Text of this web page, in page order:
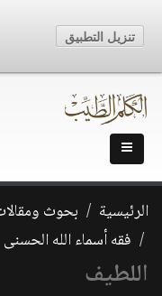
الرئيسية بحوث
فقه أسماء الله الحسنى
اللطيف
تنزيل التطبيق